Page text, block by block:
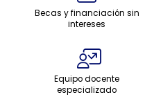
Becas y financiación sin
intereses
Equipo docente
especializado